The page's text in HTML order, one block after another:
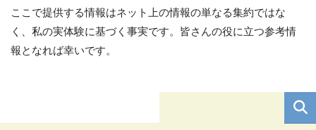
ここで提供する情報はネット上の情報の単なる集約ではな
く、私の実体験に基づく事実です。皆さんの役に立つ参考情
報となれば幸いです。